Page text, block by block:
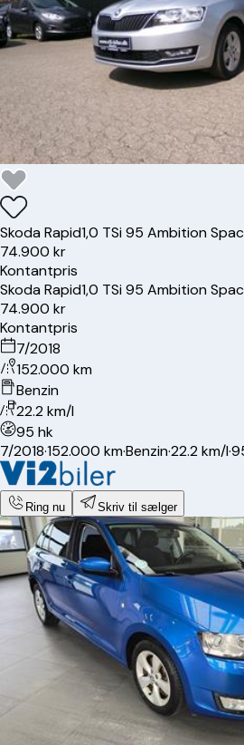
SkodaRapid1,0 TSi 95 Ambition
74.900 kr
Kontantpris
SkodaRapid1,0 TSi 95 Ambition
74.900 kr
Kontantpris
7/2018
152.000 km
Benzin
22.2 km/l
95 hk
7/2018·152.000 km·Benzin·22.2 km/l·
Ring nu Skriv til sælger